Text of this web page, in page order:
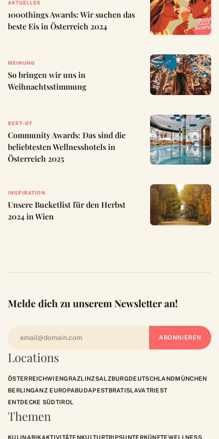
AKTUELLES
1000things Awards: Wir suchen das
beste Eis in Österreich 2024
MEINUNG
So bringen wir uns in
Weihnachtsstimmung
BEST-OF
Community Awards: Das sind die
beliebtesten Wellnesshotels in
Österreich 2025
INSPIRATION
Unsere Bucketlist für den Herbst
2024 in Wien
Locations
ÖSTERREICHWIENGRAZLINZSALZBURGDEUTSCHLANDMÜNCHEN
BERLINGANZ EUROPABUDAPESTBRATISLAVATRIEST
ENTDECKE SÜDTIROL
Themen
KULINARIKAKTIVITÄTENKULTURTRIPSUNTERKÜNFTEWELLNESS
Melde dich zu unserem Newsletter an!